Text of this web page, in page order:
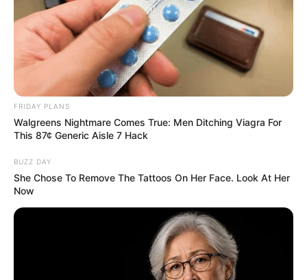
FRIDAY PLANS
Walgreens Nightmare Comes True: Men Ditching Viagra For
This 87¢ Generic Aisle 7 Hack
BUZZ DAY
She Chose To Remove The Tattoos On Her Face. Look At Her
Now